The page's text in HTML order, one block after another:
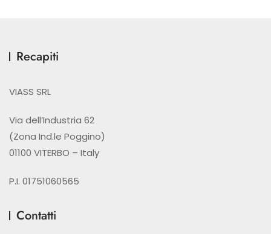
Recapiti
VIASS SRL
Via dell’Industria 62
(Zona Ind.le Poggino)
01100 VITERBO – Italy
P.I. 01751060565
Contatti